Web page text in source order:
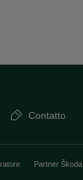
Contatto
Partner Škoda